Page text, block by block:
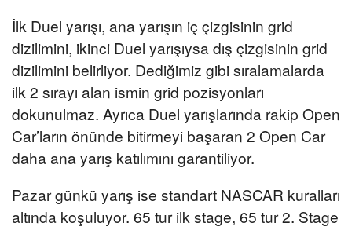
İlk Duel yarışı, ana yarışın iç çizgisinin grid
dizilimini, ikinci Duel yarışıysa dış çizgisinin grid
dizilimini belirliyor. Dediğimiz gibi sıralamalarda
ilk 2 sırayı alan ismin grid pozisyonları
dokunulmaz. Ayrıca Duel yarışlarında rakip Open
Car’ların önünde bitirmeyi başaran 2 Open Car
daha ana yarış katılımını garantiliyor.
Pazar günkü yarış ise standart NASCAR kuralları
altında koşuluyor. 65 tur ilk stage, 65 tur 2. Stage